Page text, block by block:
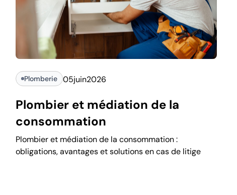
Plomberie 05juin2026
Plombier et médiation de la
consommation
Plombier et médiation de la consommation :
obligations, avantages et solutions en cas de litige